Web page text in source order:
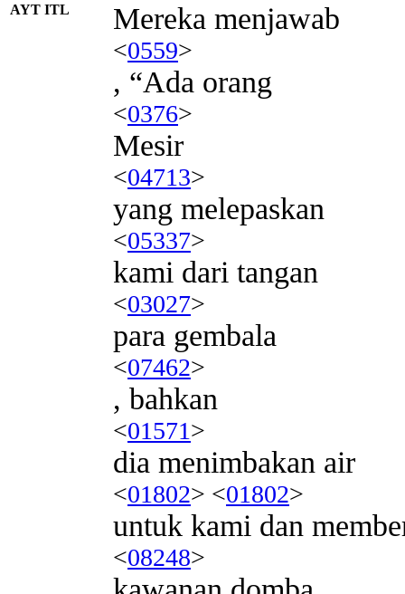
AYT ITL Mereka menjawab
<0559>
, “Ada orang
<0376>
Mesir
<04713>
yang melepaskan
<05337>
kami dari tangan
<03027>
para gembala
<07462>
, bahkan
<01571>
dia menimbakan air
<01802> <01802>
untuk kami dan
<08248>